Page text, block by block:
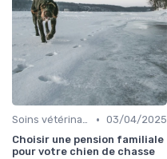
Soins vétérinaires pour chiens de chasse • 03/04/2025
Choisir une pension familiale
pour votre chien de chasse